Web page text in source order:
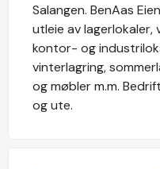
Salangen. BenAas
utleie av lagerlokaler,
kontor- og
vinterlagring,
og møbler m.m.
og ute.